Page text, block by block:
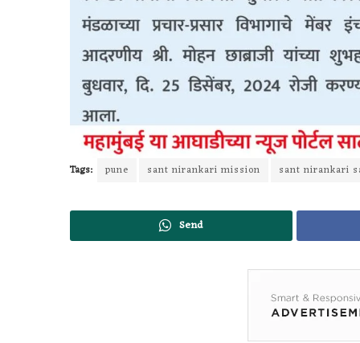
Tags: pune sant nirankari mission sant nirankari
Send